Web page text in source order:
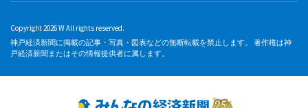
Copyright 2026 W All rights reserved.
神戸経済新聞に掲載の記事・写真・図表などの無断転載を禁止します。 著作権は神
戸経済新聞またはその情報提供者に属します。